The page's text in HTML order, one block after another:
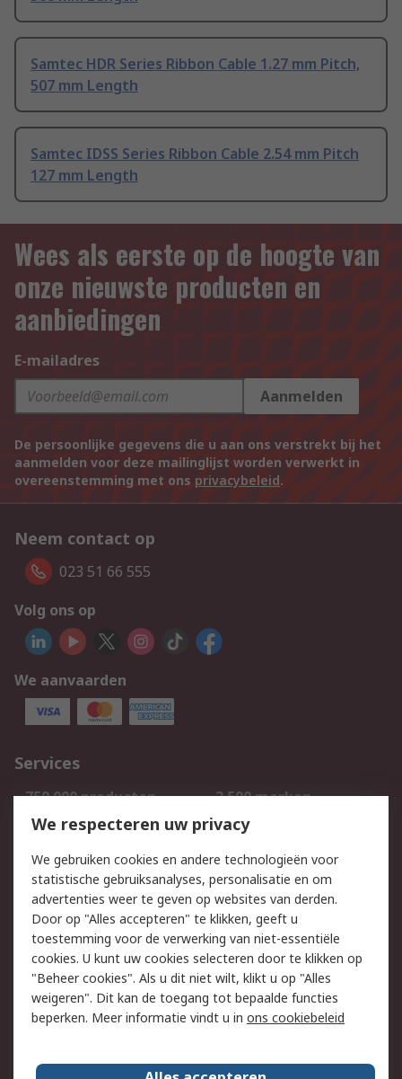
Samtec HDR Series Ribbon Cable 1.27 mm Pitch,
507 mm Length
Samtec IDSS Series Ribbon Cable 2.54 mm Pitch
127 mm Length
Wees als eerste op de hoogte van
onze nieuwste producten en
aanbiedingen
E-mailadres
Aanmelden
De persoonlijke gegevens die u aan ons verstrekt bij het
aanmelden voor deze mailinglijst worden verwerkt in
overeenstemming met ons privacybeleid.
Neem contact op
023 51 66 555
Volg ons op
We aanvaarden
Services
750.000 producten
2.500 merken
Bestellen
Inkoopoplossingen
Track & Trace
Wettelijk
Cookiebeleid
Email veiligheid
Privacybeleid
Websitevoorwaarden
Algemene
verkoopvoorwaarden
Over RS
We respecteren uw privacy
We gebruiken cookies en andere technologieën voor
statistische gebruiksanalyses, personalisatie en om
advertenties weer te geven op websites van derden.
Door op "Alles accepteren" te klikken, geeft u
toestemming voor de verwerking van niet-essentiële
cookies. U kunt uw cookies selecteren door te klikken op
"Beheer cookies". Als u dit niet wilt, klikt u op "Alles
weigeren". Dit kan de toegang tot bepaalde functies
beperken. Meer informatie vindt u in ons cookiebeleid